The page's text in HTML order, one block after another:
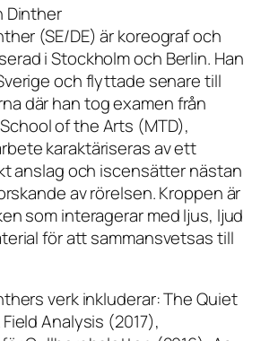
Dinther
(SE/DE) är koreograf och
i Stockholm och Berlin. Han
och flyttade senare till
där han tog examen från
of the Arts (MTD),
karaktäriseras av ett
anslag och iscensätter nästan
av rörelsen. Kroppen är
som interagerar med ljus, ljud
för att sammansvetsas till
verk inkluderar: The Quiet
Analysis (2017),